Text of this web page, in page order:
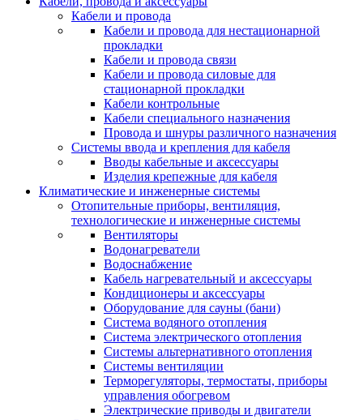
Кабели и провода
Кабели и провода для нестационарной
прокладки
Кабели и провода связи
Кабели и провода силовые для
стационарной прокладки
Кабели контрольные
Кабели специального назначения
Провода и шнуры различного назначения
Системы ввода и крепления для кабеля
Вводы кабельные и аксессуары
Изделия крепежные для кабеля
Климатические и инженерные системы
Отопительные приборы, вентиляция,
технологические и инженерные системы
Вентиляторы
Водонагреватели
Водоснабжение
Кабель нагревательный и аксессуары
Кондиционеры и аксессуары
Оборудование для сауны (бани)
Система водяного отопления
Система электрического отопления
Системы альтернативного отопления
Системы вентиляции
Терморегуляторы, термостаты, приборы
управления обогревом
Электрические приводы и двигатели